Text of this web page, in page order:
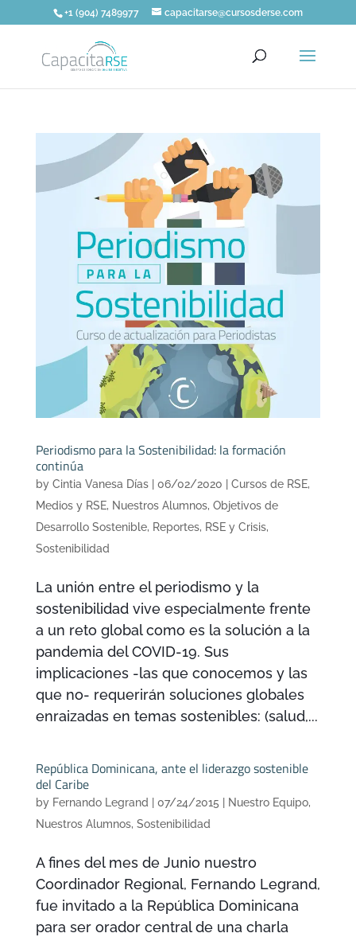
+1 (904) 7489977 capacitarse@cursosderse.com
Periodismo para la Sostenibilidad: la formación
continúa
by Cintia Vanesa Días| 06/02/2020 Cursos de RSE,
Medios y RSE, Nuestros Alumnos, Objetivos de
Desarrollo Sostenible, Reportes, RSE y Crisis,
Sostenibilidad
La unión entre el periodismo y la
sostenibilidad vive especialmente frente
a un reto global como es la solución a la
pandemia del COVID-19. Sus
implicaciones -las que conocemos y las
que no- requerirán soluciones globales
enraizadas en temas sostenibles: (salud,...
República Dominicana, ante el liderazgo sostenible
del Caribe
by Fernando Legrand 07/24/2015 Nuestro Equipo,
Nuestros Alumnos, Sostenibilidad
A fines del mes de Junio nuestro
Coordinador Regional, Fernando Legrand,
fue invitado a la República Dominicana
para ser orador central de una charla